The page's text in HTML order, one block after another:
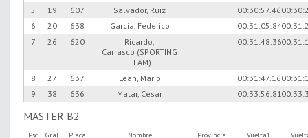
5
19 607 Salvador, Ruiz 00:30:57.46
6
20 638 Garcia, Federico 00:31:05.84
7
26 620
Ricardo,
Carrasco (SPORTING
TEAM)
00:31:48.36
8 27 637 Lean, Mario 00:31:47.16
9
38 636 Matar, Cesar 00:33:56.81
MASTER B2
Psc Gral Placa Nombre Provincia Vuelta1